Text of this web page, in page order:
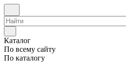
Каталог
По всему сайту
По каталогу